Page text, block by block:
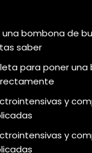
una bombona de
saber
para poner una
y
y